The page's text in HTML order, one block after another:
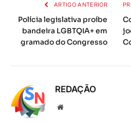
ARTIGO ANTERIOR
Polícia legislativa proíbe
bandeira LGBTQIA+ em
gramado do Congresso
REDAÇÃO
Local